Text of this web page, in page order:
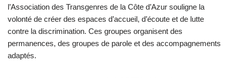
l’Association des Transgenres de la Côte d’Azur souligne la
volonté de créer des espaces d’accueil, d’écoute et de lutte
contre la discrimination. Ces groupes organisent des
permanences, des groupes de parole et des accompagnements
adaptés.